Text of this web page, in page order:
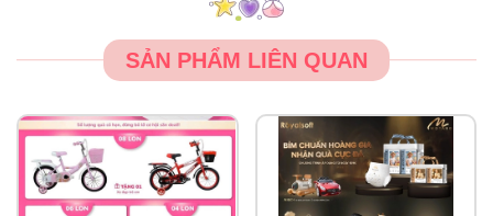
SẢN PHẨM LIÊN QUAN